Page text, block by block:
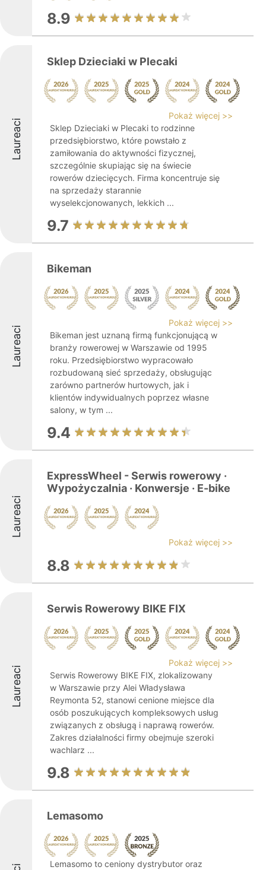
8.9
Laureaci
Sklep Dzieciaki w Plecaki
Pokaż więcej >>
Sklep Dzieciaki w Plecaki to rodzinne
przedsiębiorstwo, które powstało z
zamiłowania do aktywności fizycznej,
szczególnie skupiając się na świecie
rowerów dziecięcych. Firma koncentruje się
na sprzedaży starannie
wyselekcjonowanych, lekkich ...
9.7
Laureaci
Bikeman
Pokaż więcej >>
Bikeman jest uznaną firmą funkcjonującą w
branży rowerowej w Warszawie od 1995
roku. Przedsiębiorstwo wypracowało
rozbudowaną sieć sprzedaży, obsługując
zarówno partnerów hurtowych, jak i
klientów indywidualnych poprzez własne
salony, w tym ...
9.4
Laureaci
ExpressWheel - Serwis rowerowy ·
Wypożyczalnia · Konwersje · E-bike
Pokaż więcej >>
8.8
Laureaci
Serwis Rowerowy BIKE FIX
Pokaż więcej >>
Serwis Rowerowy BIKE FIX, zlokalizowany
w Warszawie przy Alei Władysława
Reymonta 52, stanowi cenione miejsce dla
osób poszukujących kompleksowych usług
związanych z obsługą i naprawą rowerów.
Zakres działalności firmy obejmuje szeroki
wachlarz ...
9.8
Lemasomo
Lemasomo to ceniony dystrybutor oraz